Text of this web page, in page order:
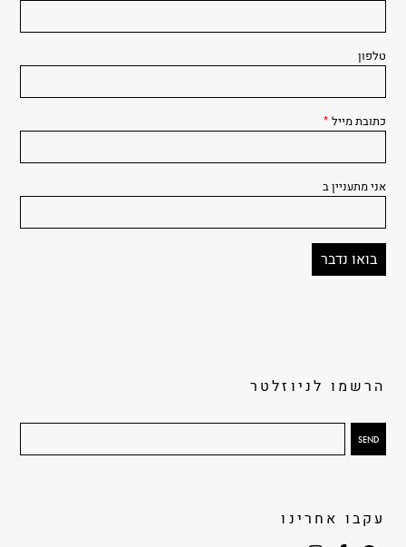
טלפון
כתובת מייל *
אני מתעניין ב
הרשמו לניוזלטר
עקבו אחרינו